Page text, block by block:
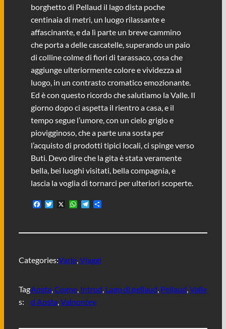
borghetto di Pellaud il lago dista poche
centinaia di metri, un luogo rilassante e
affascinante, e da lì parte un breve cammino
che porta a delle cascatelle, superando un paio
di colline colme di fiori di tarassaco, cosa che
aggiunge ulteriormente colore e vividezza al
luogo, in un contrasto cromatico emozionante.
Ed è con questo ricordo che salutiamo la Valle. Il
giorno dopo ci aspetta il rientro a casa, e il
tempo segue l’umore, con un cielo grigio e
piovigginoso, che a parte una sosta per
l’acquisto di prodotti tipici locali, ci spinge verso
Buti. Devo dire che la gita è stata veramente
bella, bei luoghi visitati, bella compagnia, e
lascia la voglia di tornarci per ulteriori scoperte.
F
b
k
T
t
W
s
p
T
g
m
C
i
Categories:Varie, Viaggi
Tag
s:
Aosta , Cogne Introd Lago di pellaud Pellaud , Valle
d Aosta , Valnontey